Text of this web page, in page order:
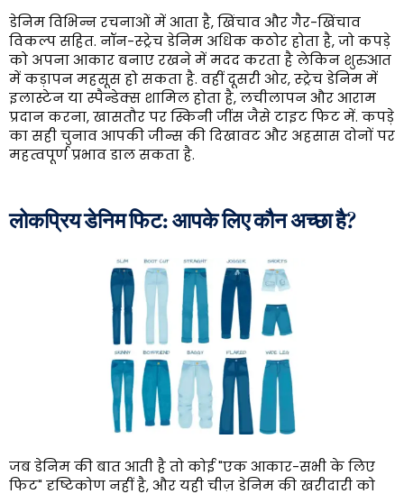
डेनिम विभिन्न रचनाओं में आता है, खिंचाव और गैर-खिंचाव
विकल्प सहित. नॉन-स्ट्रेच डेनिम अधिक कठोर होता है, जो कपड़े
को अपना आकार बनाए रखने में मदद करता है लेकिन शुरुआत
में कड़ापन महसूस हो सकता है. वहीं दूसरी ओर, स्ट्रेच डेनिम में
इलास्टेन या स्पैन्डेक्स शामिल होता है, लचीलापन और आराम
प्रदान करना, खासतौर पर स्किनी जींस जैसे टाइट फिट में. कपड़े
का सही चुनाव आपकी जीन्स की दिखावट और अहसास दोनों पर
महत्वपूर्ण प्रभाव डाल सकता है.
लोकप्रिय डेनिम फिट: आपके लिए कौन अच्छा है?
जब डेनिम की बात आती है तो कोई "एक आकार-सभी के लिए
फिट" दृष्टिकोण नहीं है, और यही चीज़ डेनिम की खरीदारी को